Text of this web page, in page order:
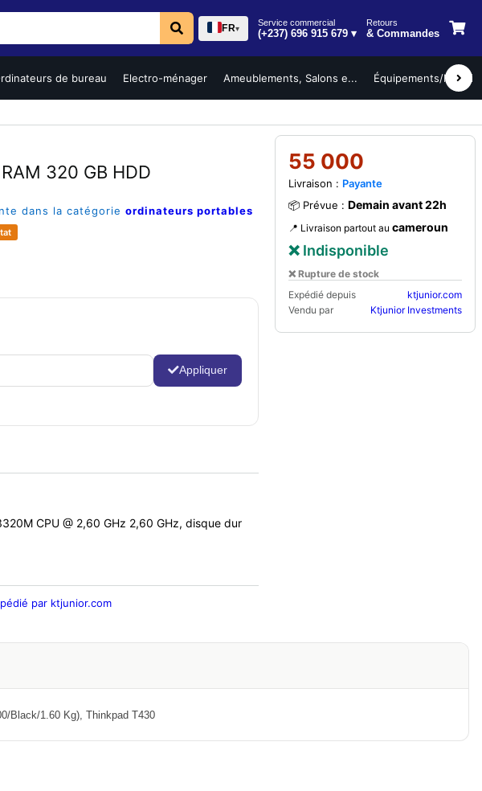
FR▾
Service commercial
(+237) 696 915 679 ▾
Retours
& Commandes
de bureau Electro-ménager Ameublements, Salons e... Équipements/
320 GB HDD
dans la catégorie ordinateurs portables
Appliquer
CPU @ 2,60 GHz 2,60 GHz, disque dur
par ktjunior.com
55 000
Livraison : Payante
📦 Prévue : Demain avant 22h
📍 Livraison partout au cameroun
❌ Indisponible
❌ Rupture de stock
Expédié depuis
ktjunior.com
Vendu par
Ktjunior Investments
Black/1.60 Kg), Thinkpad T430